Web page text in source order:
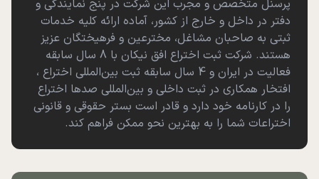
پرسنل متخصص و مجرب این شرکت در پنج نمایندگی و
دفتر در داخل و خارج از کشور، آماده ارائه کلیه خدمات
ثبتی به صاحبان مشاغل، مخترعین و فرهیختگان عزیز
هستند. شرکت ثبت اختراع افق نیکان با 8 سال سابقه
فعالیت در ایران و 4 سال سابقه ثبت بین‌المللی اختراع ،
افتخار همکاری در ثبت داخلی و بین‌المللی صدها اختراع
را در کارنامه خود دارد و قادر است بستر حقوقی و قانونی
اختراعات شما را به بهترین نحو ممکن فراهم کند.